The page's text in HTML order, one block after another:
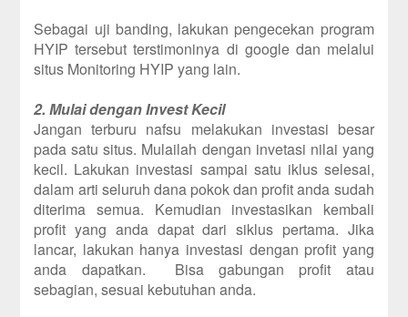
Sebagai uji banding, lakukan pengecekan program
HYIP tersebut terstimoninya di google dan melalui
situs Monitoring HYIP yang lain.
2. Mulai dengan Invest Kecil
Jangan terburu nafsu melakukan investasi besar
pada satu situs. Mulailah dengan invetasi nilai yang
kecil. Lakukan investasi sampai satu iklus selesai,
dalam arti seluruh dana pokok dan profit anda sudah
diterima semua. Kemudian investasikan kembali
profit yang anda dapat dari siklus pertama. Jika
lancar, lakukan hanya investasi dengan profit yang
anda dapatkan. Bisa gabungan profit atau
sebagian, sesuai kebutuhan anda.